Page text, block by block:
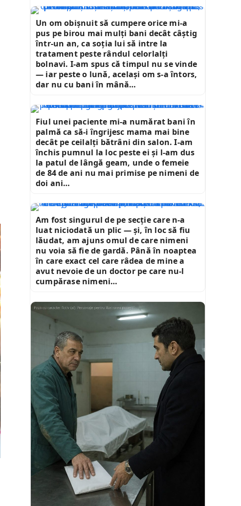
Un om obișnuit să cumpere orice mi-a
pus pe birou mai mulți bani decât câștig
într-un an, ca soția lui să intre la
tratament peste rândul celorlalți
bolnavi. I-am spus că timpul nu se vinde
— iar peste o lună, același om s-a întors,
dar nu cu bani în mână…
Fiul unei paciente mi-a numărat bani în
palmă ca să-i îngrijesc mama mai bine
decât pe ceilalți bătrâni din salon. I-am
închis pumnul la loc peste ei și l-am dus
la patul de lângă geam, unde o femeie
de 84 de ani nu mai primise pe nimeni de
doi ani…
Am fost singurul de pe secție care n-a
luat niciodată un plic — și, în loc să fiu
lăudat, am ajuns omul de care nimeni
nu voia să fie de gardă. Până în noaptea
în care exact cel care râdea de mine a
avut nevoie de un doctor pe care nu-l
cumpărase nimeni…